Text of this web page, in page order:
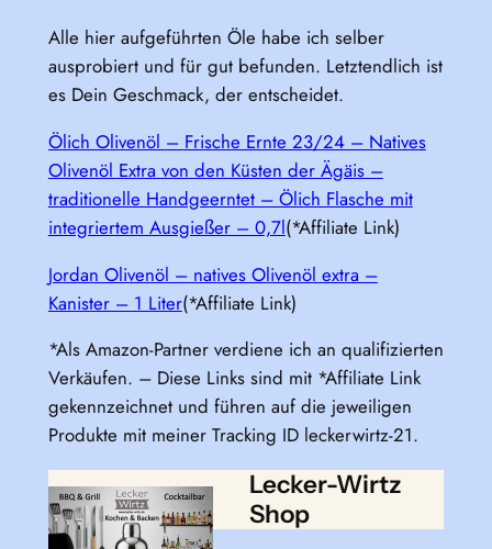
Alle hier aufgeführten Öle habe ich selber
ausprobiert und für gut befunden. Letztendlich ist
es Dein Geschmack, der entscheidet.
Ölich Olivenöl – Frische Ernte 23/24 – Natives
Olivenöl Extra von den Küsten der Ägäis –
traditionelle Handgeerntet – Ölich Flasche mit
integriertem Ausgießer – 0,7l(*Affiliate Link)
Jordan Olivenöl – natives Olivenöl extra –
Kanister – 1 Liter(*Affiliate Link)
*Als Amazon-Partner verdiene ich an qualifizierten
Verkäufen. – Diese Links sind mit *Affiliate Link
gekennzeichnet und führen auf die jeweiligen
Produkte mit meiner Tracking ID leckerwirtz-21.
Lecker-Wirtz
Shop